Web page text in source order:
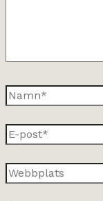
Namn*
E-
post*
Webbplats